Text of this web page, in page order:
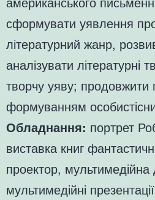
сформувати уявлення
літературний жанр,
аналізувати літературні
творчу уяву;
формуванням
Обладнання: портрет
виставка книг
проектор,
мультимедійні